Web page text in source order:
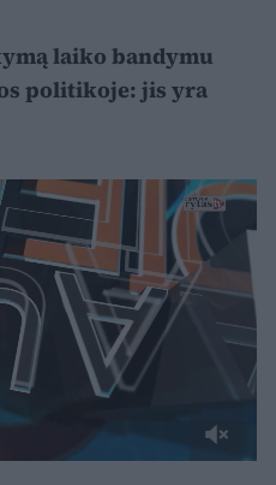
laiko bandymu
politikoje: jis yra